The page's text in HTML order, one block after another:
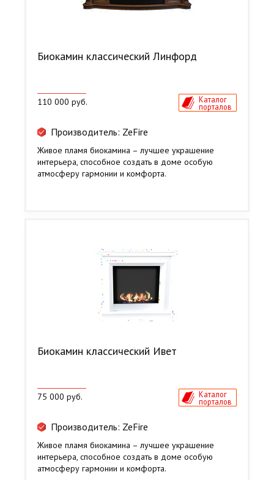
Биокамин классический Линфорд
110 000 руб. Каталог
порталов
Производитель: ZeFire
Живое пламя биокамина – лучшее украшение
интерьера, способное создать в доме особую
атмосферу гармонии и комфорта.
Биокамин классический Ивет
75 000 руб. Каталог
порталов
Производитель: ZeFire
Живое пламя биокамина – лучшее украшение
интерьера, способное создать в доме особую
атмосферу гармонии и комфорта.